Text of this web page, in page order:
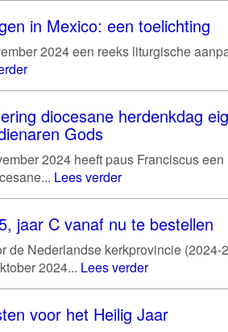
in Mexico: een toelichting
2024 een reeks liturgische
diocesane herdenkdag
Gods
2024 heeft paus Franciscus
Lees verder
jaar C vanaf nu te bestellen
de Nederlandse kerkprovincie
2024... Lees verder
voor het Heilig Jaar